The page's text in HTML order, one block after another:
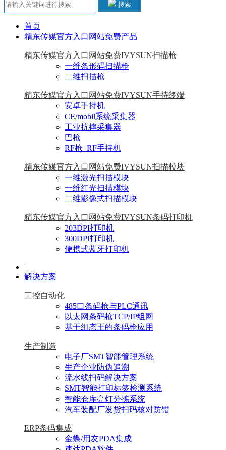
搜索
首页
精东传媒官方入口网站免费产品
精东传媒官方入口网站免费IVYSUN扫描枪
一维条形码扫描枪
二维扫描枪
精东传媒官方入口网站免费IVYSUN手持终端
安卓手持机
CE/mobil系统采集器
工业抗摔采集器
巴枪
RF枪_RF手持机
精东传媒官方入口网站免费IVYSUN扫描模块
一维激光扫描模块
一维红光扫描模块
二维影像式扫描模块
精东传媒官方入口网站免费IVYSUN条码打印机
203DPI打印机
300DPI打印机
便携式蓝牙打印机
|
解决方案
工控自动化
485口条码枪与PLC通讯
以太网条码枪TCP/IP组网
基于组态王的条码枪应用
生产制造
电子厂SMT智能管理系统
生产企业防伪追溯
流水线扫码解决方案
SMT智能打印标签检测系统
智能仓库亮灯分拣系统
汽车装配厂发货扫码核对防错
ERP条码集成
金蝶/用友PDA集成